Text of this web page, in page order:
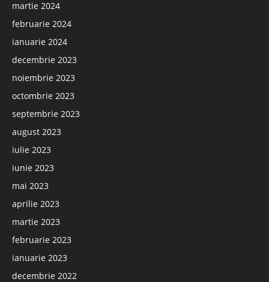
martie 2024
februarie 2024
ianuarie 2024
decembrie 2023
noiembrie 2023
octombrie 2023
septembrie 2023
august 2023
iulie 2023
iunie 2023
mai 2023
aprilie 2023
martie 2023
februarie 2023
ianuarie 2023
decembrie 2022